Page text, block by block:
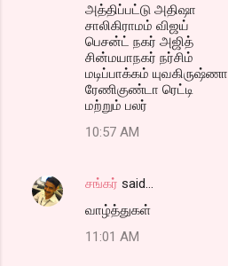
அத்திப்பட்டு அதிஷா
சாலிகிராமம் விஜய்
பெசன்ட் நகர் அஜித்
சின்மயாநகர் நர்சிம்
மடிப்பாக்கம் யுவகிருஷ்ணா
ரேணிகுண்டா ரெட்டி
மற்றும் பலர்
10:57 AM
சங்கர் said…
வாழ்த்துகள்
11:01 AM